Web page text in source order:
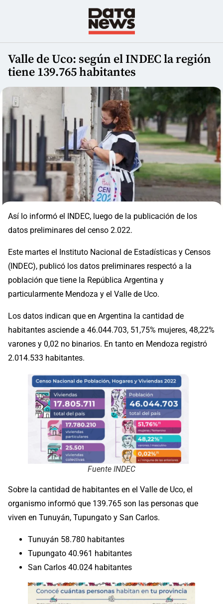
Valle de Uco: según el INDEC la región
tiene 139.765 habitantes
Así lo informó el INDEC, luego de la publicación de los
datos preliminares del censo 2.022.
Este martes el Instituto Nacional de Estadísticas y Censos
(INDEC), publicó los datos preliminares respectó a la
población que tiene la República Argentina y
particularmente Mendoza y el Valle de Uco.
Los datos indican que en Argentina la cantidad de
habitantes asciende a 46.044.703, 51,75% mujeres, 48,22%
varones y 0,02 no binarios. En tanto en Mendoza registró
2.014.533 habitantes.
Fuente INDEC
Sobre la cantidad de habitantes en el Valle de Uco, el
organismo informó que 139.765 son las personas que
viven en Tunuyán, Tupungato y San Carlos.
Tunuyán 58.780 habitantes
Tupungato 40.961 habitantes
San Carlos 40.024 habitantes